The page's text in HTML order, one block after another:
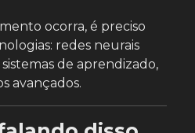
ocorra, é preciso
redes neurais
de aprendizado,
avançados.